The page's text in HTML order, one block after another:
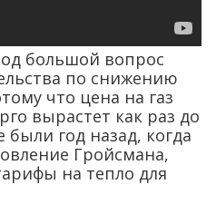
большой вопрос
по снижению
что цена на газ
вырастет как раз до
год назад, когда
Гройсмана,
на тепло для